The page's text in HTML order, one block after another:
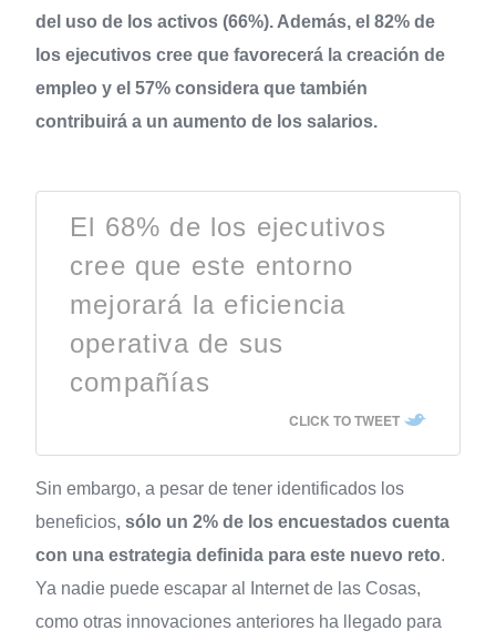
del uso de los activos (66%). Además, el 82% de
los ejecutivos cree que favorecerá la creación de
empleo y el 57% considera que también
contribuirá a un aumento de los salarios.
El 68% de los ejecutivos
cree que este entorno
mejorará la eficiencia
operativa de sus
compañías
CLICK TO TWEET
Sin embargo, a pesar de tener identificados los
beneficios, sólo un 2% de los encuestados cuenta
con una estrategia definida para este nuevo reto.
Ya nadie puede escapar al Internet de las Cosas,
como otras innovaciones anteriores ha llegado para